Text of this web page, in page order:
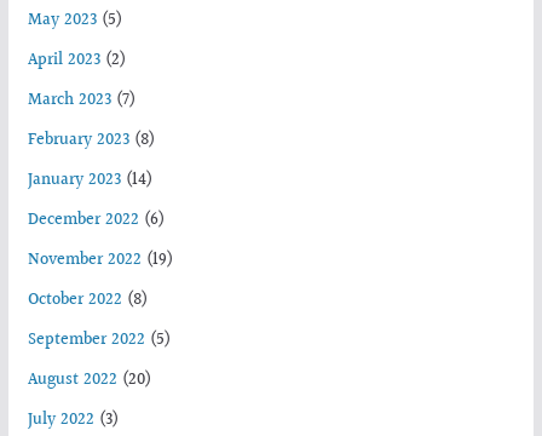
May 2023(5)
April 2023(2)
March 2023(7)
February 2023(8)
January 2023(14)
December 2022 (6)
November 2022 (19)
October 2022 (8)
September 2022 (5)
August 2022 (20)
July 2022 (3)